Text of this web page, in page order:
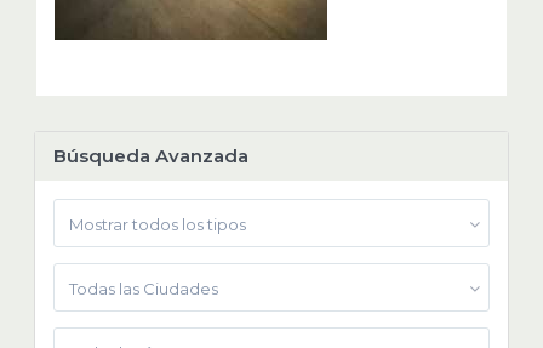
Búsqueda Avanzada
Mostrar todos los tipos
Todas las Ciudades